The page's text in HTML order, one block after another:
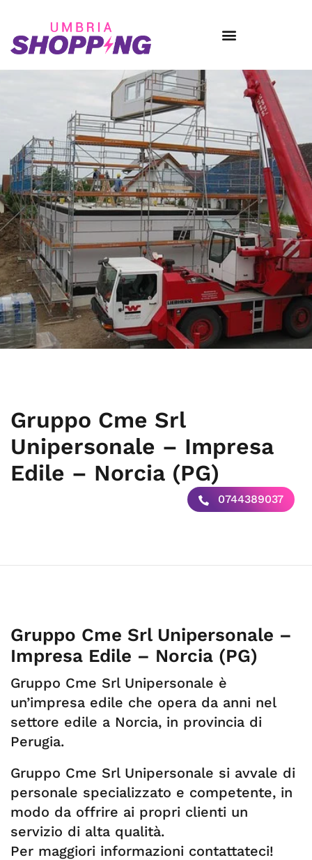
Gruppo Cme Srl
Unipersonale – Impresa
Edile – Norcia (PG)
0744389037
Gruppo Cme Srl Unipersonale –
Impresa Edile – Norcia (PG)
Gruppo Cme Srl Unipersonale è
un’impresa edile che opera da anni nel
settore edile a Norcia, in provincia di
Perugia.
Gruppo Cme Srl Unipersonale si avvale di
personale specializzato e competente, in
modo da offrire ai propri clienti un
servizio di alta qualità.
Per maggiori informazioni contattateci!